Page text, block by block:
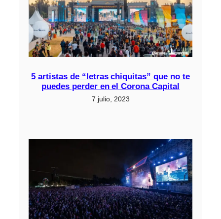
5 artistas de “letras chiquitas” que no te
puedes perder en el Corona Capital
7 julio, 2023